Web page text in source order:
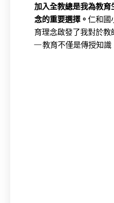
加入全教總是我為教育
念的重要選擇。 仁和國
育理念啟發了我對於
—教育不僅是傳授知識